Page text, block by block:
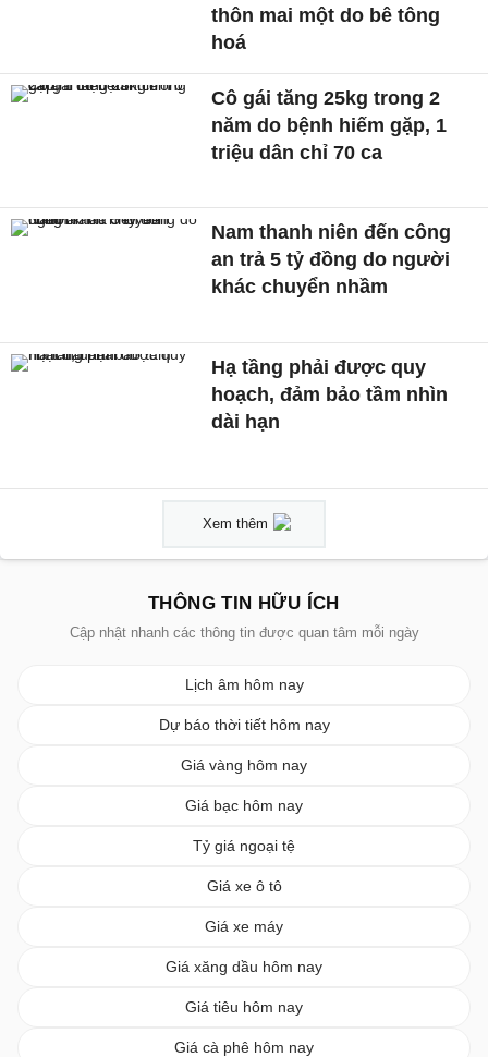
thôn mai một do bê tông
hoá
Cô gái tăng 25kg trong 2
năm do bệnh hiếm gặp, 1
triệu dân chỉ 70 ca
Nam thanh niên đến công
an trả 5 tỷ đồng do người
khác chuyển nhầm
Hạ tầng phải được quy
hoạch, đảm bảo tầm nhìn
dài hạn
Xem thêm
THÔNG TIN HỮU ÍCH
Cập nhật nhanh các thông tin được quan tâm mỗi ngày
Lịch âm hôm nay
Dự báo thời tiết hôm nay
Giá vàng hôm nay
Giá bạc hôm nay
Tỷ giá ngoại tệ
Giá xe ô tô
Giá xe máy
Giá xăng dầu hôm nay
Giá tiêu hôm nay
Giá cà phê hôm nay